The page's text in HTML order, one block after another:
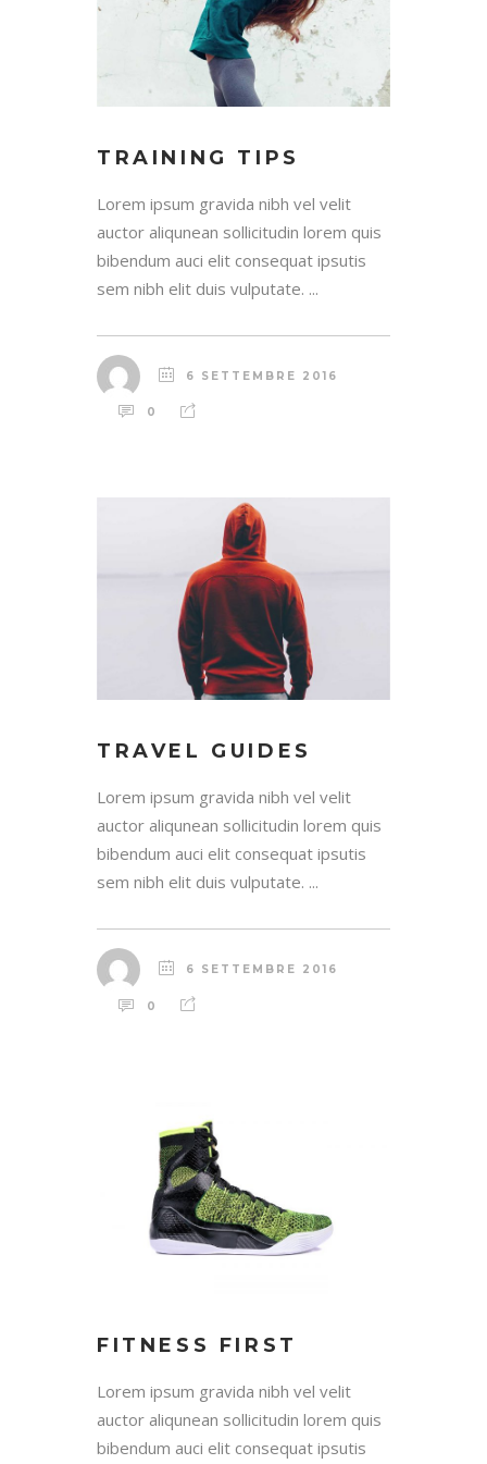
TRAINING TIPS
Lorem ipsum gravida nibh vel velit
auctor aliqunean sollicitudin lorem quis
bibendum auci elit consequat ipsutis
sem nibh elit duis vulputate. ...
6 SETTEMBRE 2016
0
TRAVEL GUIDES
Lorem ipsum gravida nibh vel velit
auctor aliqunean sollicitudin lorem quis
bibendum auci elit consequat ipsutis
sem nibh elit duis vulputate. ...
6 SETTEMBRE 2016
0
FITNESS FIRST
Lorem ipsum gravida nibh vel velit
auctor aliqunean sollicitudin lorem quis
bibendum auci elit consequat ipsutis